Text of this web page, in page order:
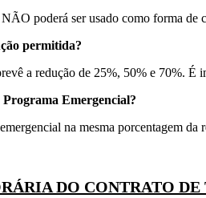
poderá ser usado como forma de
permitida?
a redução de 25%, 50% e 70%. É
Emergencial?
na mesma porcentagem
DO CONTRATO